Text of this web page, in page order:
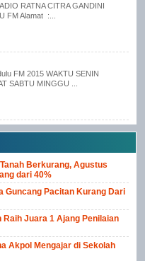
RATNA CITRA GANDINI
FM Alamat :...
FM 2015 WAKTU SENIN
SABTU MINGGU ...
Berkurang, Agustus
dari 40%
Guncang Pacitan Kurang Dari
Juara 1 Ajang Penilaian
Akpol Mengajar di Sekolah